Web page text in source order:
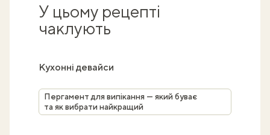
У цьому рецепті
чаклують
Кухонні девайси
Пергамент для випікання — який буває
та як вибрати найкращий